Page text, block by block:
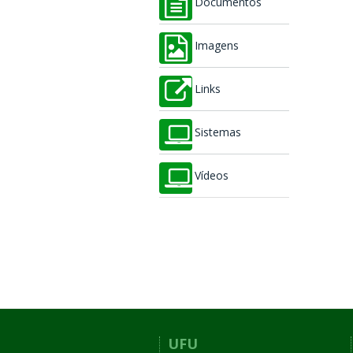
Documentos
Imagens
Links
Sistemas
Vídeos
UFU